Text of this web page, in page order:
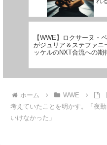
【WWE】ロクサーヌ・
がジュリア＆ステファニ
ッケルのNXT合流への期
てくれる」
ホーム WWE
考えていたことを明かす。「夜
いけなかった」